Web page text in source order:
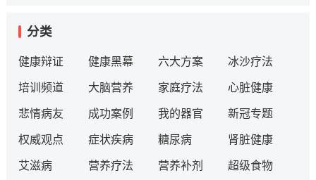
分类
健康辩证 健康黑幕 六大方案 冰沙疗法
培训频道 大脑营养 家庭疗法 心脏健康
悲情病友 成功案例 我的器官 新冠专题
权威观点 症状疾病 糖尿病 肾脏健康
艾滋病 营养疗法 营养补剂 超级食物